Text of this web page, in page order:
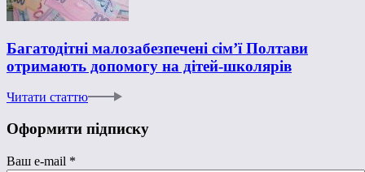
Багатодітні малозабезпечені сім’ї Полтави
отримають допомогу на дітей-школярів
Читати статтю
Оформити підписку
Ваш e-mail *